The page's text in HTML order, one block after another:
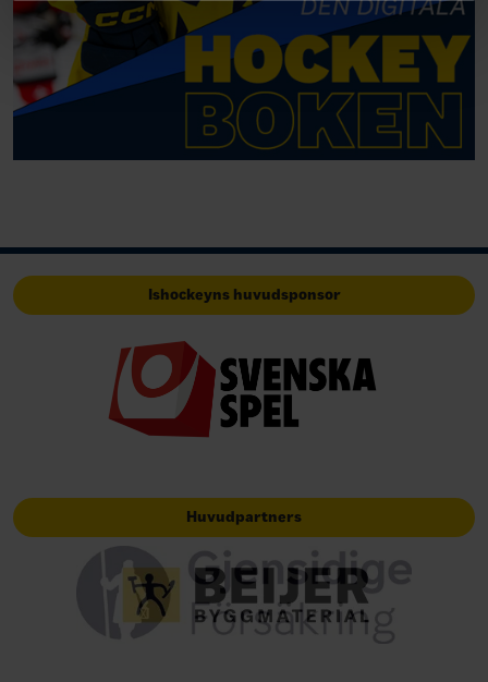
Ishockeyns huvudsponsor
Huvudpartners